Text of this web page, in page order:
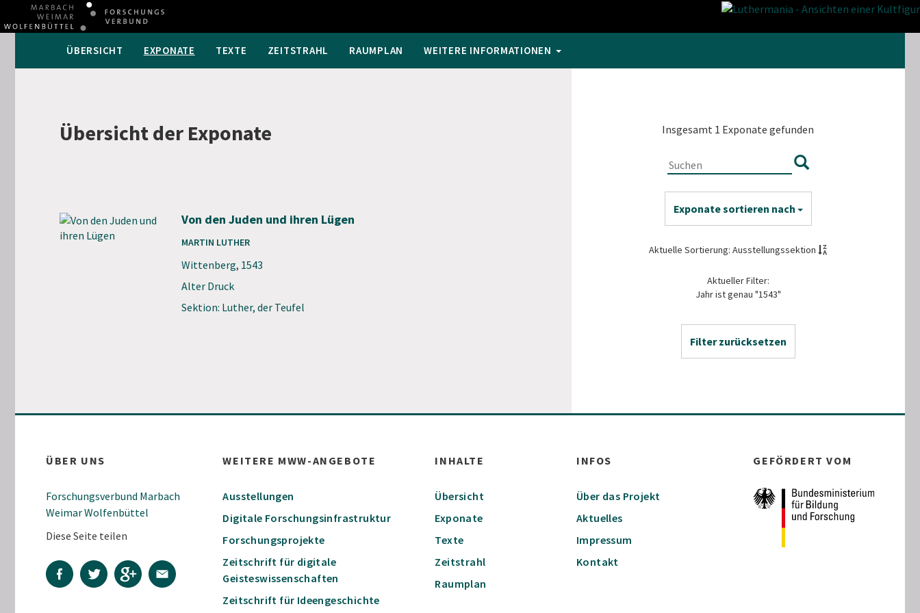
ÜBERSICHT EXPONATE TEXTE ZEITSTRAHL RAUMPLAN WEITERE INFORMATIONEN
Insgesamt 1 Exponate gefunden
Exponate sortieren nach
Aktuelle Sortierung: Ausstellungssektion
Aktueller Filter:
Jahr ist genau "1543"
Filter zurücksetzen
Übersicht der Exponate
Von den Juden und ihren Lügen
MARTIN LUTHER
Wittenberg, 1543
Alter Druck
Sektion: Luther, der Teufel
ÜBER UNS
Forschungsverbund Marbach
Weimar Wolfenbüttel
Diese Seite teilen
WEITERE MWW-ANGEBOTE
Ausstellungen
Digitale Forschungsinfrastruktur
Forschungsprojekte
Zeitschrift für digitale
Geisteswissenschaften
Zeitschrift für Ideengeschichte
INHALTE
Übersicht
Exponate
Texte
Zeitstrahl
Raumplan
INFOS
Über das Projekt
Aktuelles
Impressum
Kontakt
GEFÖRDERT VOM